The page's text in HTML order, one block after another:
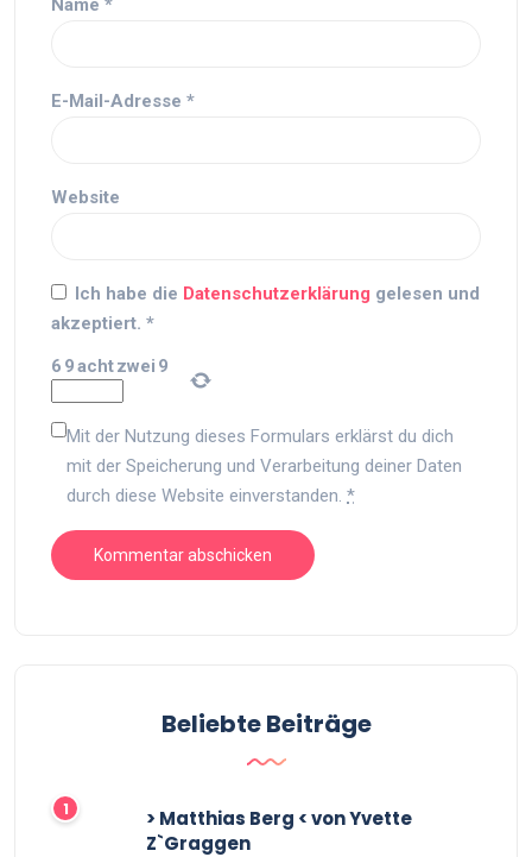
Name *
E-Mail-Adresse *
Website
Ich habe die Datenschutzerklärung gelesen und
akzeptiert. *
6 9achtzwei 9
Mit der Nutzung dieses Formulars erklärst du dich
mit der Speicherung und Verarbeitung deiner Daten
durch diese Website einverstanden. *
Beliebte Beiträge
> Matthias Berg < von Yvette
Z`Graggen